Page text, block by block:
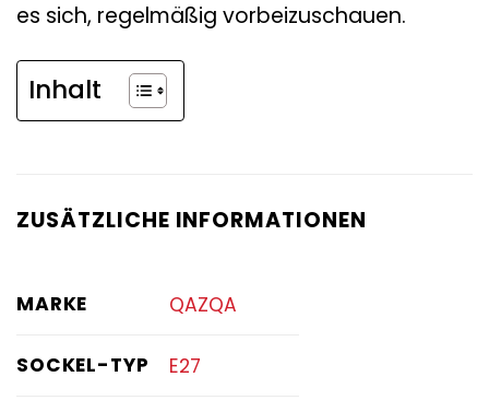
es sich, regelmäßig vorbeizuschauen.
Inhalt
ZUSÄTZLICHE INFORMATIONEN
MARKE QAZQA
SOCKEL-TYP E27